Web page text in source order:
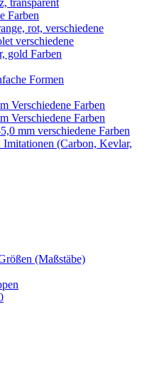
transparent
Farben
rot, verschiedene
verschiedene
gold Farben
Formen
Verschiedene Farben
Verschiedene Farben
mm verschiedene Farben
Imitationen (Carbon, Kevlar,
(Maßstäbe)